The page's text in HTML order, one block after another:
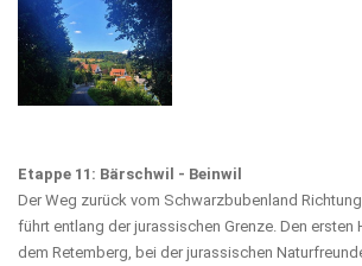
Etappe 11: Bärschwil - Beinwil
Der Weg zurück vom Schwarzbubenland
führt entlang der jurassischen Grenze. Den ersten
dem Retemberg, bei der jurassischen